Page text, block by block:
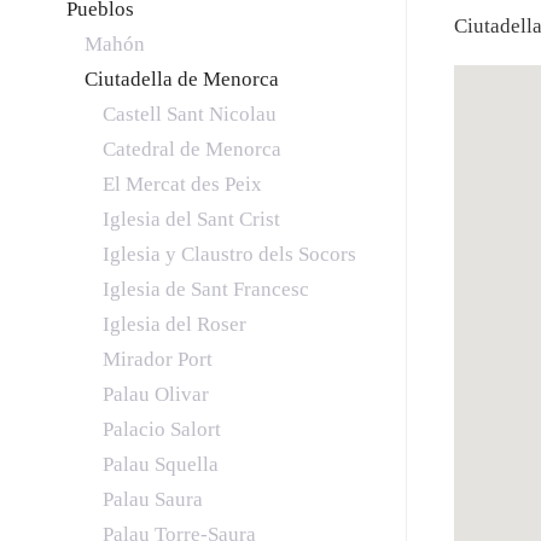
Pueblos
Mahón
Ciutadella de Menorca
Castell Sant Nicolau
Catedral de Menorca
El Mercat des Peix
Iglesia del Sant Crist
Iglesia y Claustro dels Socors
Iglesia de Sant Francesc
Iglesia del Roser
Mirador Port
Palau Olivar
Palacio Salort
Palau Squella
Palau Saura
Palau Torre-Saura